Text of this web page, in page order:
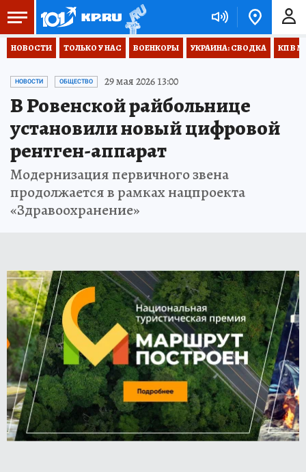
НОВОСТИ ТОЛЬКО У НАС ВОЕНКОРЫ УКРАИНА: СВОДКА КП В
НОВОСТИ ОБЩЕСТВО 29 мая 2026 13:00
В Ровенской райбольнице
установили новый цифровой
рентген-аппарат
Модернизация первичного звена
продолжается в рамках нацпроекта
«Здравоохранение»